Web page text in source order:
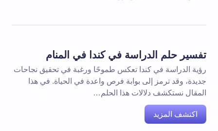
تفسير حلم الدراسة في كندا في المنام
رؤية الدراسة في كندا تعكس طموحًا ورغبة في تحقيق نجاحات
جديدة، وقد ترمز إلى بوابة فرص واعدة في الحياة. في هذا
المقال نستكشف دلالات هذا الحلم…
اكتشف المزيد